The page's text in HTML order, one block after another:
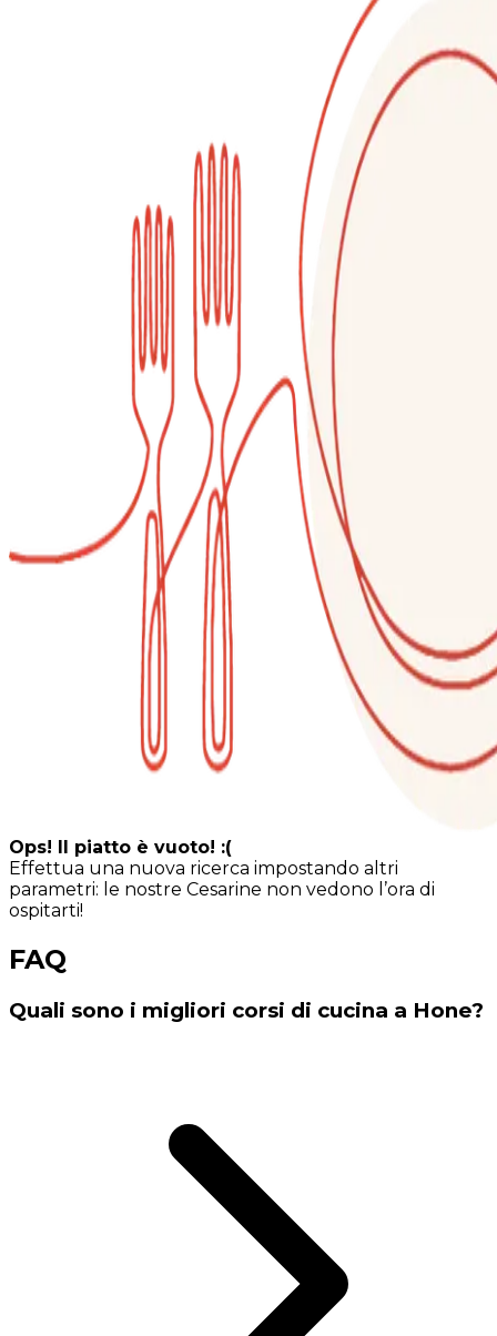
Ops! Il piatto è vuoto! :(
Effettua una nuova ricerca impostando altri
parametri: le nostre Cesarine non vedono l’ora di
ospitarti!
FAQ
Quali sono i migliori corsi di cucina a Hone?